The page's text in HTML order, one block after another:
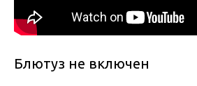
Блютуз не включен